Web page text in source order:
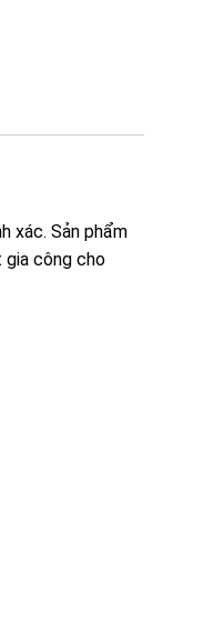
xác. Sản phẩm
gia công cho